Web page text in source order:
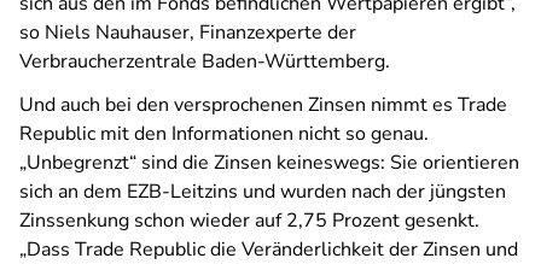
so Niels Nauhauser, Finanzexperte der
Verbraucherzentrale Baden-Württemberg.
Und auch bei den versprochenen Zinsen nimmt es Trade
Republic mit den Informationen nicht so genau.
„Unbegrenzt“ sind die Zinsen keineswegs: Sie orientieren
sich an dem EZB-Leitzins und wurden nach der jüngsten
Zinssenkung schon wieder auf 2,75 Prozent gesenkt.
„Dass Trade Republic die Veränderlichkeit der Zinsen und